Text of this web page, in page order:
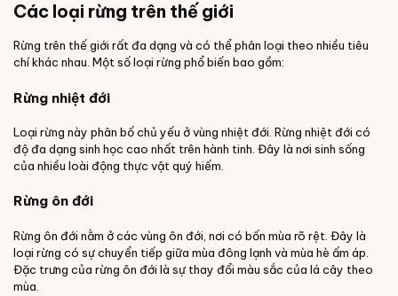
Các loại rừng trên thế giới
Rừng trên thế giới rất đa dạng và có thể phân loại theo nhiều tiêu
chí khác nhau. Một số loại rừng phổ biến bao gồm:
Rừng nhiệt đới
Loại rừng này phân bố chủ yếu ở vùng nhiệt đới. Rừng nhiệt đới có
độ đa dạng sinh học cao nhất trên hành tinh. Đây là nơi sinh sống
của nhiều loài động thực vật quý hiếm.
Rừng ôn đới
Rừng ôn đới nằm ở các vùng ôn đới, nơi có bốn mùa rõ rệt. Đây là
loại rừng có sự chuyển tiếp giữa mùa đông lạnh và mùa hè ấm áp.
Đặc trưng của rừng ôn đới là sự thay đổi màu sắc của lá cây theo
mùa.